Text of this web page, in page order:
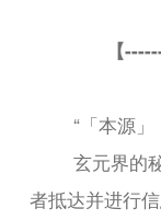
【
“「本源
玄元界的
者抵达并进行